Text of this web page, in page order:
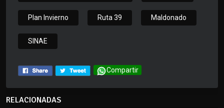
Plan Invierno Ruta 39 Maldonado
SINAE
Compartir
RELACIONADAS